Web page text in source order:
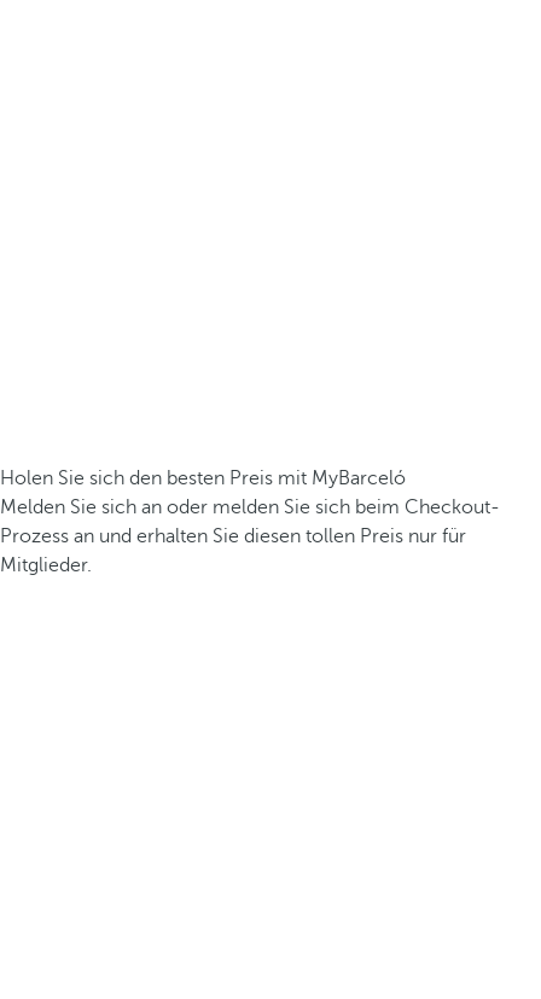
Holen Sie sich den besten Preis mit MyBarceló
Melden Sie sich an oder melden Sie sich beim Checkout-
Prozess an und erhalten Sie diesen tollen Preis nur für
Mitglieder.